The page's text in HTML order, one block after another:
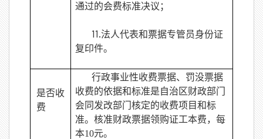
通过的会费标准决议；
⒒法人代表和票据专管员身份证
复印件。
是否收
费
行政事业性收费票据、罚没票据
收费的依据和标准是自治区财政部门
会同发改部门核定的收费项目和标
准。核准财政票据领购证工本费，每
本10元。